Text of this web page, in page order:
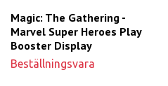
Magic: The Gathering -
Marvel Super Heroes Play
Booster Display
Beställningsvara